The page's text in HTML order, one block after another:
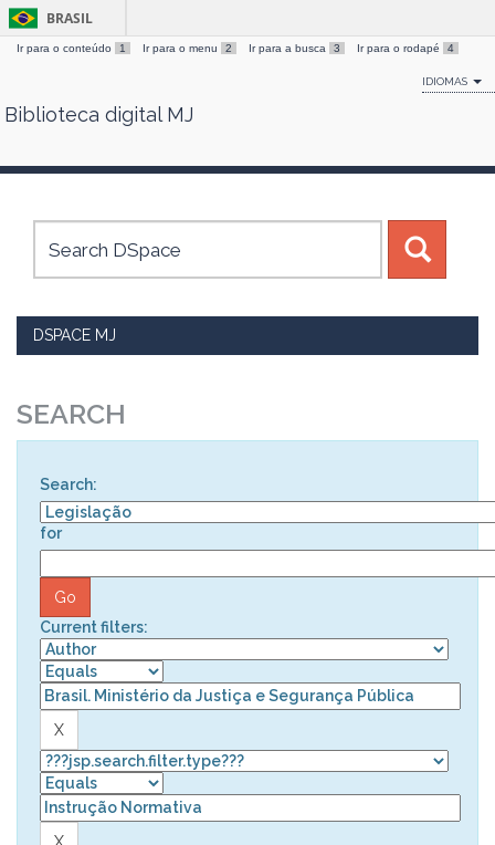
Skip
BRASIL
Ir para o conteúdo 1 Ir para o menu 2 Ir para a busca 3 Ir para o rodapé 4
IDIOMAS
Biblioteca digital MJ
DSPACE MJ
SEARCH
Search:
for
Current filters: